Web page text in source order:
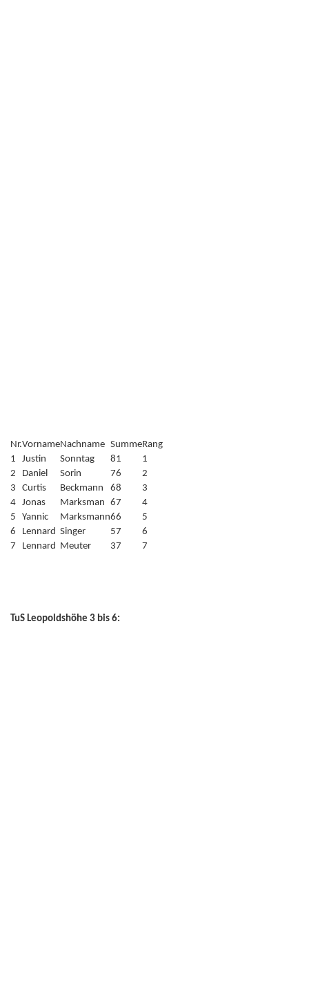
Nr.VornameNachname SummeRang
1
Justin Sonntag 81
1
2
Daniel Sorin 76
2
3
Curtis Beckmann 68
3
4 Jonas Marksman 67
4
5
Yannic Marksmann66
5
6
Lennard Singer 57
6
7
Lennard Meuter 37 7
TuS Leopoldshöhe 3 bis 6: